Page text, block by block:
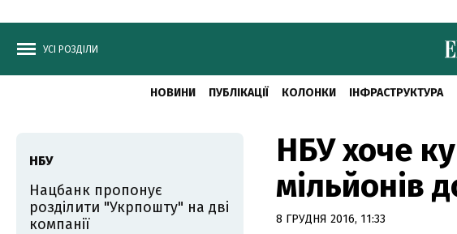
УСІ РОЗДІЛИ
НОВИНИ ПУБЛІКАЦІЇ КОЛОНКИ ІНФРАСТРУКТУРА
НБУ хоче
мільйонів
8 ГРУДНЯ 2016, 11:33
НБУ
Нацбанк пропонує
розділити "Укрпошту" на дві
компанії